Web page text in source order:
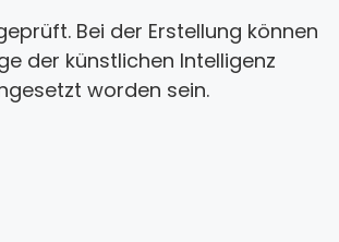
Bei der Erstellung können
der künstlichen Intelligenz
worden sein.